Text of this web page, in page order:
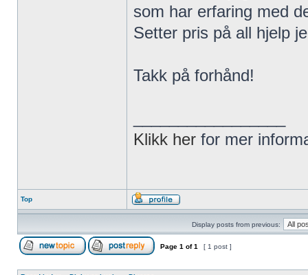
som har erfaring med
Setter pris på all hjelp
Takk på forhånd!
Klikk her for mer
Top
Display posts from previous:
Page 1 of1 [ 1 post ]